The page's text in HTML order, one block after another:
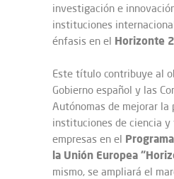
investigación e
instituciones
énfasis en el Horizonte
Este título contribuye al
Gobierno español y las
Autónomas de mejorar la
instituciones de ciencia
empresas en el
la Unión Europea
mismo, se ampliará el